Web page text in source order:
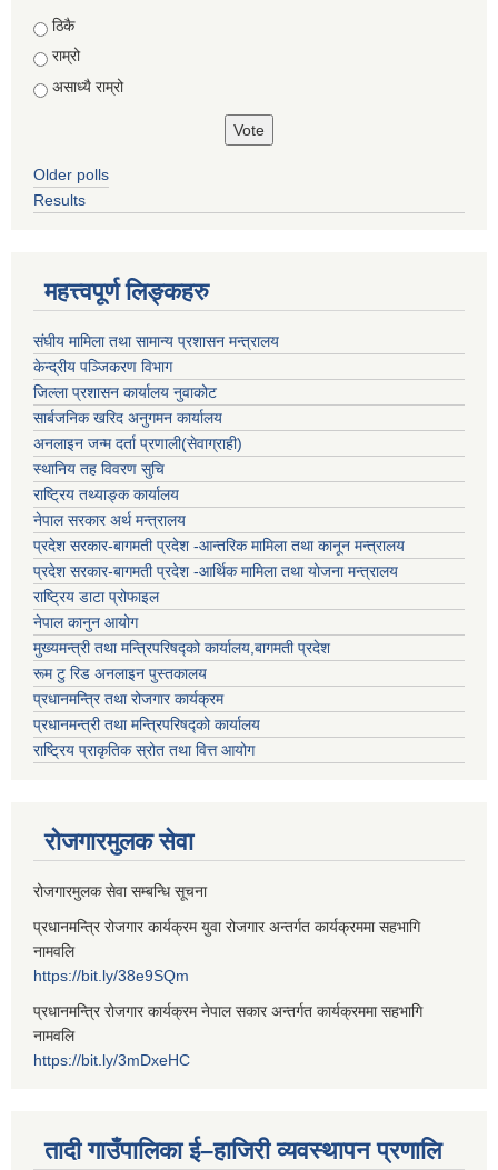
Choices
ठिकै
राम्रो
असाध्यै राम्रो
Older polls
Results
महत्त्वपूर्ण लिङ्कहरु
संघीय मामिला तथा सामान्य प्रशासन मन्त्रालय
केन्द्रीय पञ्जिकरण विभाग
जिल्ला प्रशासन कार्यालय नुवाकोट
सार्बजनिक खरिद अनुगमन कार्यालय
अनलाइन जन्म दर्ता प्रणाली(सेवाग्राही)
स्थानिय तह विवरण सुचि
राष्ट्रिय तथ्याङ्क कार्यालय
नेपाल सरकार अर्थ मन्त्रालय
प्रदेश सरकार-बागमती प्रदेश -आन्तरिक मामिला तथा कानून मन्त्रालय
प्रदेश सरकार-बागमती प्रदेश -आर्थिक मामिला तथा योजना मन्त्रालय
राष्ट्रिय डाटा प्रोफाइल
नेपाल कानुन आयोग
मुख्यमन्त्री तथा मन्त्रिपरिषद्को कार्यालय,बागमती प्रदेश
रूम टु रिड अनलाइन पुस्तकालय
प्रधानमन्त्रि तथा रोजगार कार्यक्रम
प्रधानमन्त्री तथा मन्त्रिपरिषद्को कार्यालय
राष्ट्रिय प्राकृतिक स्रोत तथा वित्त आयोग
रोजगारमुलक सेवा
रोजगारमुलक सेवा सम्बन्धि सूचना
प्रधानमन्त्रि रोजगार कार्यक्रम युवा रोजगार अन्तर्गत कार्यक्रममा सहभागि
नामवलि
https://bit.ly/38e9SQm
प्रधानमन्त्रि रोजगार कार्यक्रम नेपाल सकार अन्तर्गत कार्यक्रममा सहभागि
नामवलि
https://bit.ly/3mDxeHC
तादी गाउँपालिका ई–हाजिरी व्यवस्थापन प्रणालि